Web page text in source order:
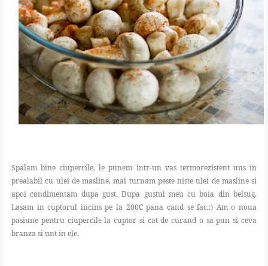
Spalam bine ciupercile, le punem intr-un vas termorezistent uns in
prealabil cu ulei de masline, mai turnam peste niste ulei de masline si
apoi condimentam dupa gust. Dupa gustul meu cu boia din belsug.
Lasam in cuptorul incins pe la 200C pana cand se fac.:) Am o noua
pasiune pentru ciupercile la cuptor si cat de curand o sa pun si ceva
branza si unt in ele.